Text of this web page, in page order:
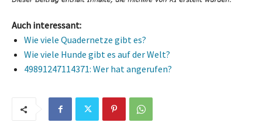
Auch interessant:
Wie viele Quadernetze gibt es?
Wie viele Hunde gibt es auf der Welt?
49891247114371: Wer hat angerufen?